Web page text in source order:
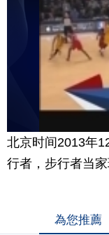
北京时间2013年
行者，步行者当
為您推薦